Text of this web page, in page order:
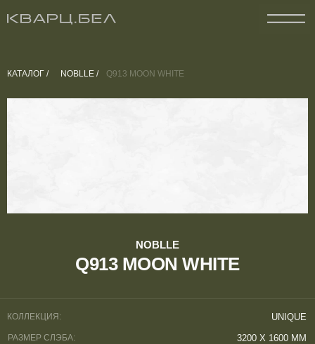
Q913 MOON WHITE
NOBLLE
КОЛЛЕКЦИЯ:
UNIQUE
3200 Х 1600 ММ
РАЗМЕР СЛЭБА:
КАТАЛОГ / NOBLLE / Q913 MOON WHITE